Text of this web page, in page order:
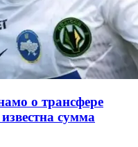
о трансфере
сумма